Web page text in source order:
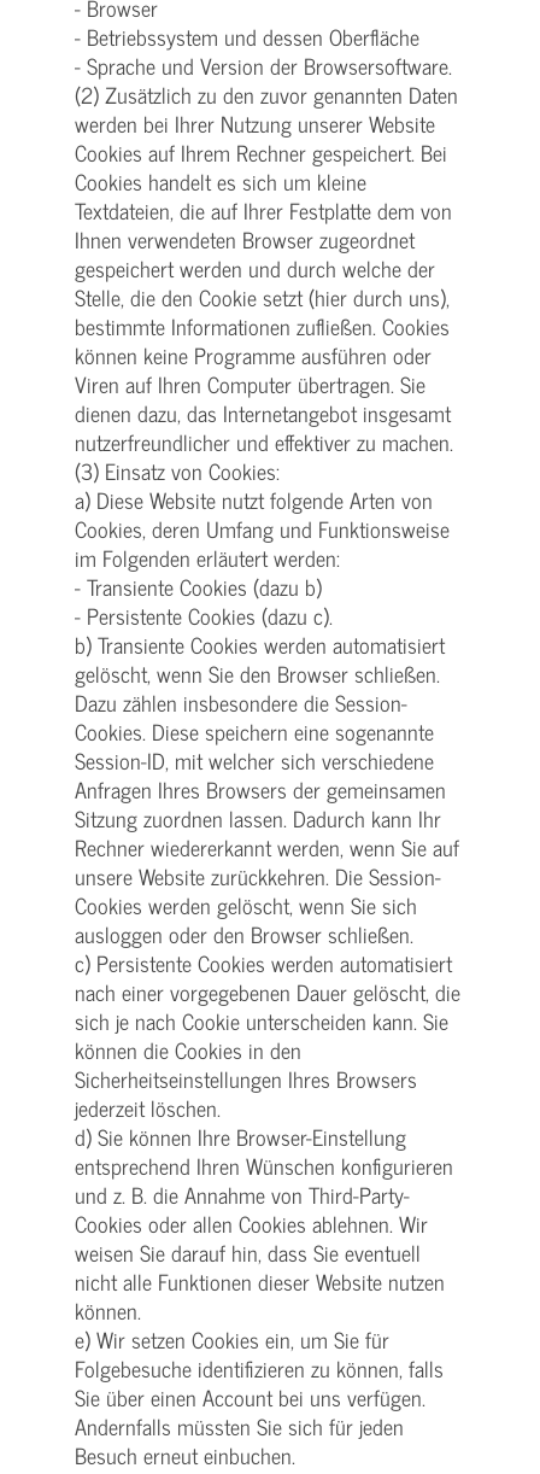
- Browser
- Betriebssystem und dessen Oberfläche
- Sprache und Version der Browsersoftware.
(2) Zusätzlich zu den zuvor genannten Daten
werden bei Ihrer Nutzung unserer Website
Cookies auf Ihrem Rechner gespeichert. Bei
Cookies handelt es sich um kleine
Textdateien, die auf Ihrer Festplatte dem von
Ihnen verwendeten Browser zugeordnet
gespeichert werden und durch welche der
Stelle, die den Cookie setzt (hier durch uns),
bestimmte Informationen zufließen. Cookies
können keine Programme ausführen oder
Viren auf Ihren Computer übertragen. Sie
dienen dazu, das Internetangebot insgesamt
nutzerfreundlicher und effektiver zu machen.
(3) Einsatz von Cookies:
a) Diese Website nutzt folgende Arten von
Cookies, deren Umfang und Funktionsweise
im Folgenden erläutert werden:
- Transiente Cookies (dazu b)
- Persistente Cookies (dazu c).
b) Transiente Cookies werden automatisiert
gelöscht, wenn Sie den Browser schließen.
Dazu zählen insbesondere die Session-
Cookies. Diese speichern eine sogenannte
Session-ID, mit welcher sich verschiedene
Anfragen Ihres Browsers der gemeinsamen
Sitzung zuordnen lassen. Dadurch kann Ihr
Rechner wiedererkannt werden, wenn Sie auf
unsere Website zurückkehren. Die Session-
Cookies werden gelöscht, wenn Sie sich
ausloggen oder den Browser schließen.
c) Persistente Cookies werden automatisiert
nach einer vorgegebenen Dauer gelöscht, die
sich je nach Cookie unterscheiden kann. Sie
können die Cookies in den
Sicherheitseinstellungen Ihres Browsers
jederzeit löschen.
d) Sie können Ihre Browser-Einstellung
entsprechend Ihren Wünschen konfigurieren
und z. B. die Annahme von Third-Party-
Cookies oder allen Cookies ablehnen. Wir
weisen Sie darauf hin, dass Sie eventuell
nicht alle Funktionen dieser Website nutzen
können.
e) Wir setzen Cookies ein, um Sie für
Folgebesuche identifizieren zu können, falls
Sie über einen Account bei uns verfügen.
Andernfalls müssten Sie sich für jeden
Besuch erneut einbuchen.